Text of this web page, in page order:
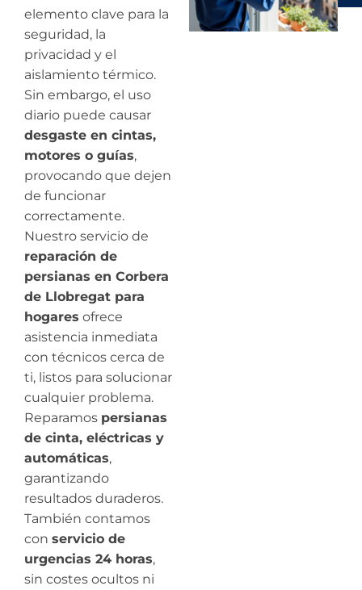
elemento clave para la
seguridad, la
privacidad y el
aislamiento térmico.
Sin embargo, el uso
diario puede causar
desgaste en cintas,
motores o guías,
provocando que dejen
de funcionar
correctamente.
Nuestro servicio de
reparación de
persianas en Corbera
de Llobregat para
hogares ofrece
asistencia inmediata
con técnicos cerca de
ti, listos para solucionar
cualquier problema.
Reparamos persianas
de cinta, eléctricas y
automáticas,
garantizando
resultados duraderos.
También contamos
con servicio de
urgencias 24 horas,
sin costes ocultos ni